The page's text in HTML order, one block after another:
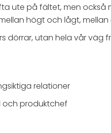
ute på fältet, men
högt och lågt,
dörrar, utan hela vår väg
relationer
och produktchef